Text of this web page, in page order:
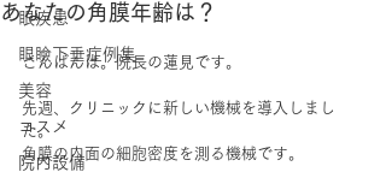
眼疾患
眼瞼下垂症例集
美容
コスメ
院内設備
あなたの角膜年齢は？
こんばんは。院長の蓮見です。
先週、クリニックに新しい機械を導入しまし
た。
角膜の内面の細胞密度を測る機械です。